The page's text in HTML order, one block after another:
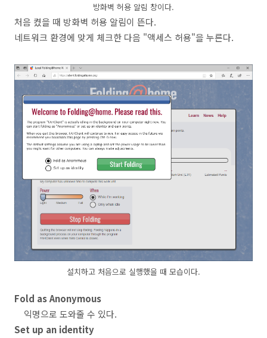
방화벽 허용 알림 창이다.
처음 켰을 때 방화벽 허용 알림이 뜬다.
네트워크 환경에 맞게 체크한 다음 "액세스 허용"을 누른다.
설치하고 처음으로 실행했을 때 모습이다.
Fold as Anonymous
익명으로 도와줄 수 있다.
Set up an identity